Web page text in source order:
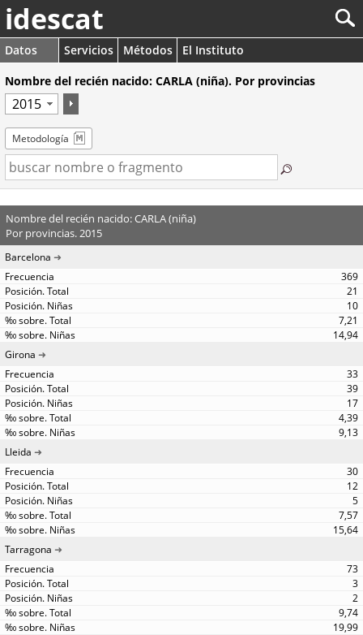
idescat
Datos Servicios Métodos
El Instituto
Nombre del recién nacido: CARLA (niña). Por provincias
Metodología
Nombre del recién nacido: CARLA (niña)
Por provincias. 2015
Barcelona
369
21
10
7,21
14,94
Girona
33
39
17
4,39
9,13
Lleida
30
12
5
7,57
15,64
Tarragona
73
3
2
9,74
19,99